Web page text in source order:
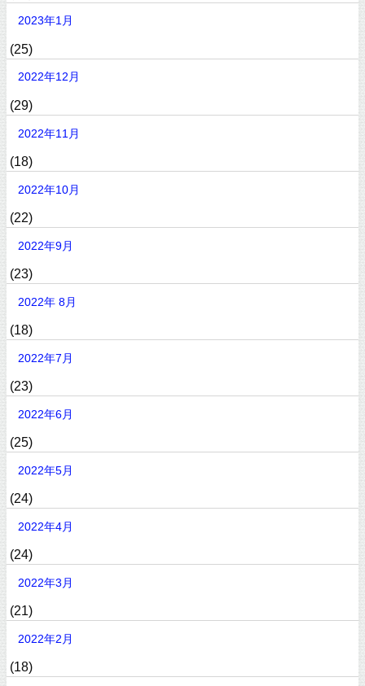
2023年1月
(25)
2022年12月
(29)
2022年11月
(18)
2022年10月
(22)
2022年9月
(23)
2022年 8月
(18)
2022年7月
(23)
2022年6月
(25)
2022年5月
(24)
2022年4月
(24)
2022年3月
(21)
2022年2月
(18)